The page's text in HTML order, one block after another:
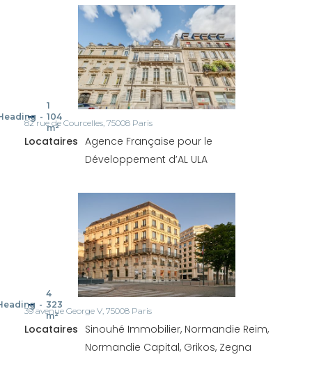
-
1
104
m²
82 rue de Courcelles, 75008 Paris
Locataires Agence Française pour le
Développement d’AL ULA
-
4
323
m²
39 avenue George V, 75008 Paris
Locataires Sinouhé Immobilier, Normandie Reim,
Normandie Capital, Grikos, Zegna